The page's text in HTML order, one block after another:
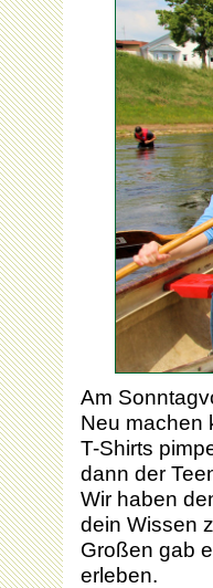
Am
Neu machen
T-Shirts
dann der
Wir haben
dein Wissen
Großen gab
erleben.